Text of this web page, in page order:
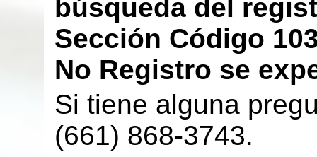
búsqueda del
Sección Código
No Registro se
Si tiene alguna
(661) 868-3743.